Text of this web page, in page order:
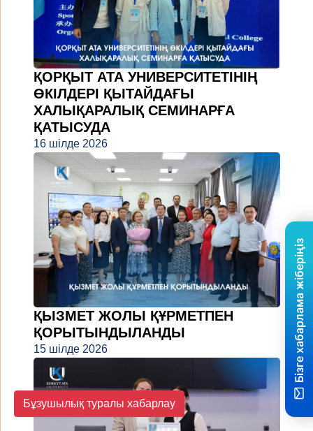
ҚОРҚЫТ АТА УНИВЕРСИТЕТІНІҢ
ӨКІЛДЕРІ ҚЫТАЙДАҒЫ
ХАЛЫҚАРАЛЫҚ СЕМИНАРҒА
ҚАТЫСУДА
16 шілде 2026
ҚЫЗМЕТ ЖОЛЫ ҚҰРМЕТПЕН
ҚОРЫТЫНДЫЛАНДЫ
15 шілде 2026
Бұзушылық туралы хабарлау
Бізге хабарлама жіберіңіз